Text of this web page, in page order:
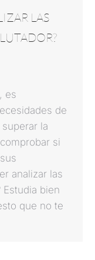
LAS
es
de
la
si
analizar las
bien
que no te